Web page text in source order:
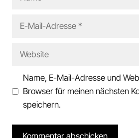
Website
Name, E-Mail-Adresse und
Browser für meinen nächsten
speichern.